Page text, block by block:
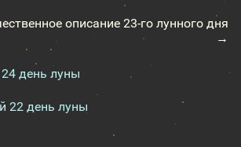
описание 23-го лунного дня
→
день луны
22 день луны